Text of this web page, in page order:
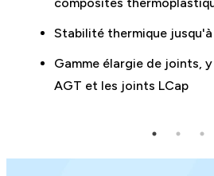
Stabilité thermique jusqu'à
Gamme élargie de joints,
AGT et les joints LCap